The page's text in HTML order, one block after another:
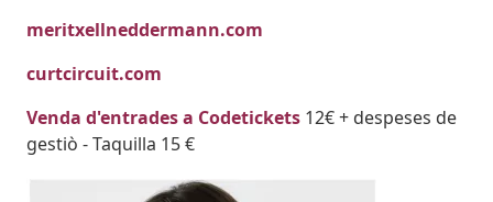
meritxellneddermann.com
curtcircuit.com
Venda d'entrades a Codetickets 12€ + despeses de
gestiò - Taquilla 15 €
Imatges
Image